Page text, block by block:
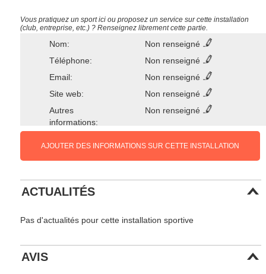
Vous pratiquez un sport ici ou proposez un service sur cette installation
(club, entreprise, etc.) ? Renseignez librement cette partie.
Nom:
Non renseigné
Téléphone:
Non renseigné
Email:
Non renseigné
Site web:
Non renseigné
Autres
informations:
Non renseigné
AJOUTER DES INFORMATIONS SUR CETTE INSTALLATION
ACTUALITÉS
Pas d'actualités pour cette installation sportive
AVIS